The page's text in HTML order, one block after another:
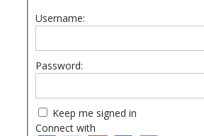
Username:
Password:
Keep me signed in
Connect with